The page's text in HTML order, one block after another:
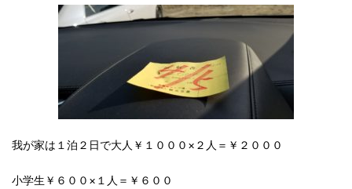
我が家は１泊２日で大人￥１０００×２人＝￥２０００
小学生￥６００×１人＝￥６００